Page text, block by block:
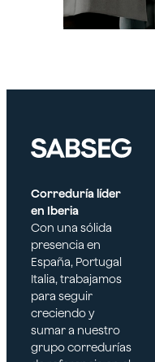
Correduría líder
en Iberia
Con una sólida
presencia en
España, Portugal
Italia, trabajamos
para seguir
creciendo y
sumar a nuestro
grupo corredurías